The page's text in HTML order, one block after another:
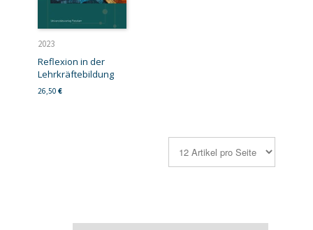
2023
Reflexion in der
Lehrkräftebildung
26,50 €